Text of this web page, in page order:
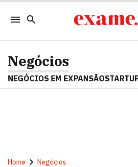
Negócios
NEGÓCIOS EM EXPANSÃO
Home Negócios